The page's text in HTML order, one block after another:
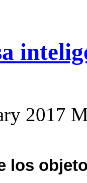
2017
los